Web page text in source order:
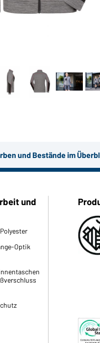
und Bestände im
und
Optik